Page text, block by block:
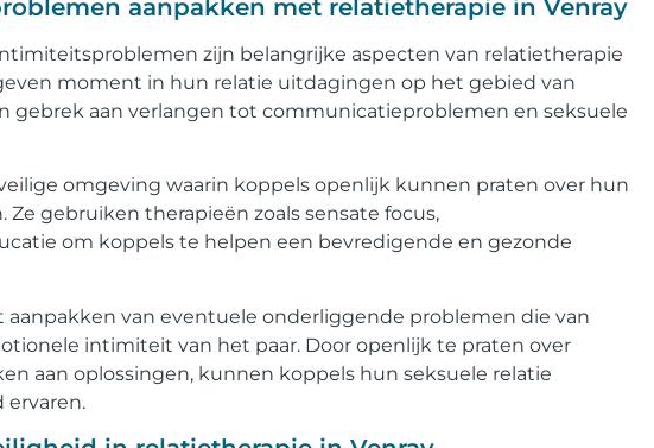
aanpakken met relatietherapie in Venray
zijn belangrijke aspecten van relatietherapie
moment in hun relatie uitdagingen op het gebied van
gebrek aan verlangen tot communicatieproblemen en seksuele
omgeving waarin koppels openlijk kunnen praten over hun
gebruiken therapieën zoals sensate focus,
om koppels te helpen een bevredigende en gezonde
van eventuele onderliggende problemen die van
intimiteit van het paar. Door openlijk te praten over
aan oplossingen, kunnen koppels hun seksuele relatie
ervaren.